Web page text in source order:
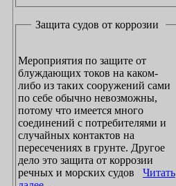
Защита судов от коррозии
Мероприятия по защите от
блуждающих токов на каком-
либо из таких сооружений сами
по себе обычно невозможны,
потому что имеется много
соединений с потребителями и
случайных контактов на
пересечениях в грунте. Другое
дело это защита от коррозии
речных и морских судов Читать